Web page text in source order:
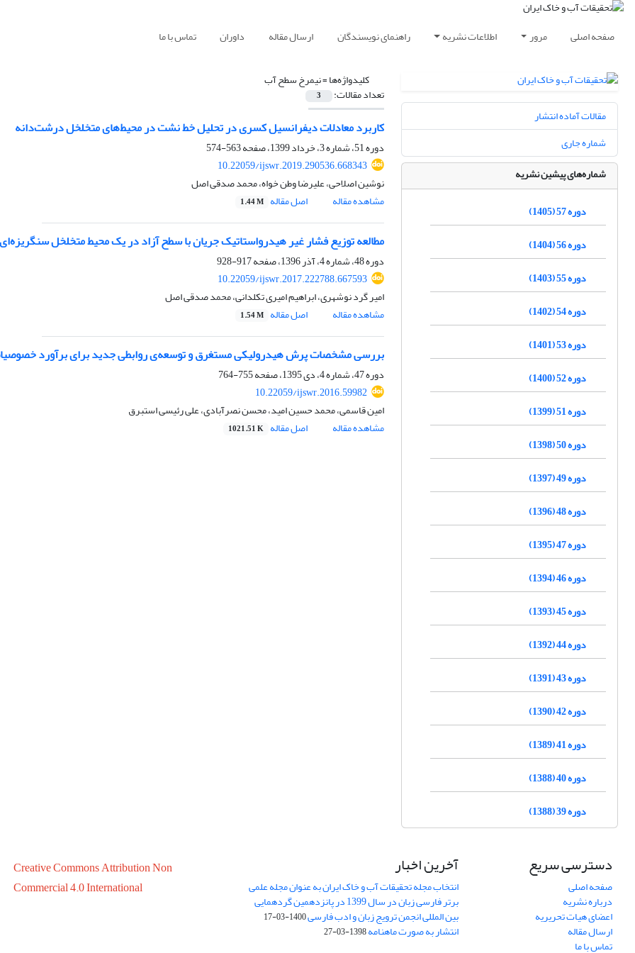
صفحه اصلی مرور اطلاعات نشریه راهنمای نویسندگان ارسال مقاله داوران تماس با ما
کلیدواژه‌ها =نیمرخ سطح آب
تعداد مقالات: 3
کاربرد معادلات دیفرانسیل کسری در تحلیل خط نشت در محیط‌های متخلخل درشت‌دانه
دوره 51، شماره 3، خرداد 1399، صفحه
563-574
10.22059/ijswr.2019.290536.668343
نوشین اصلاحی، علیرضا وطن خواه، محمد صدقی اصل
مشاهده مقاله
اصل مقاله 1.44 M
مطالعه توزیع فشار غیر هیدرواستاتیک جریان با سطح آزاد در یک محیط متخلخل سنگریزه‌ای
دوره 48، شماره 4، آذر 1396، صفحه
917-928
10.22059/ijswr.2017.222788.667593
امیر گرد نوشهری، ابراهیم امیری تکلدانی، محمد صدقی اصل
مشاهده مقاله
اصل مقاله 1.54 M
بررسی مشخصات پرش هیدرولیکی مستغرق و توسعه‌ی روابطی جدید برای برآورد
دوره 47، شماره 4، دی 1395، صفحه
755-764
10.22059/ijswr.2016.59982
امین قاسمی، محمد حسین امید، محسن نصرآبادی، علی رئیسی استبرق
مشاهده مقاله
اصل مقاله 1021.51 K
مقالات آماده انتشار
شماره جاری
شماره‌های پیشین نشریه
دوره 57 (1405)
دوره 56 (1404)
دوره 55 (1403)
دوره 54 (1402)
دوره 53 (1401)
دوره 52 (1400)
دوره 51 (1399)
دوره 50 (1398)
دوره 49 (1397)
دوره 48 (1396)
دوره 47 (1395)
دوره 46 (1394)
دوره 45 (1393)
دوره 44 (1392)
دوره 43 (1391)
دوره 42 (1390)
دوره 41 (1389)
دوره 40 (1388)
دوره 39 (1388)
دسترسی سریع
صفحه اصلی
درباره نشریه
اعضای هیات تحریریه
ارسال مقاله
تماس با ما
آخرین اخبار
انتخاب مجله تحقیقات آب و خاک ایران به عنوان مجله علمی
برتر فارسی زبان در سال 1399 در پانزدهمین گردهمایی
بین المللی انجمن ترویج زبان و ادب فارسی1400-03-17
انتشار به صورت ماهنامه1398-03-27
Creative Commons Attribution Non
Commercial 4.0 International